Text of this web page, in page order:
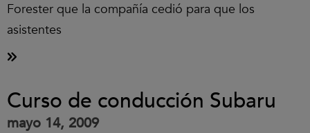
Forester que la compañía cedió para que los
asistentes
Curso de conducción Subaru
mayo 14, 2009